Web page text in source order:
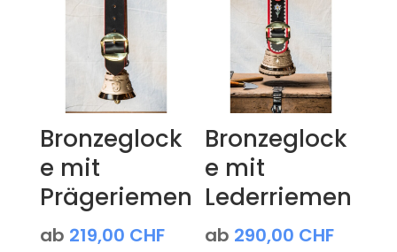
Bronzeglock
e mit
Prägeriemen
ab 219,00 CHF
Bronzeglock
e mit
Lederriemen
ab 290,00 CHF